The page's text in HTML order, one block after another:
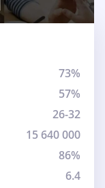
73%
57%
26-32
15 640 000
86%
6.4